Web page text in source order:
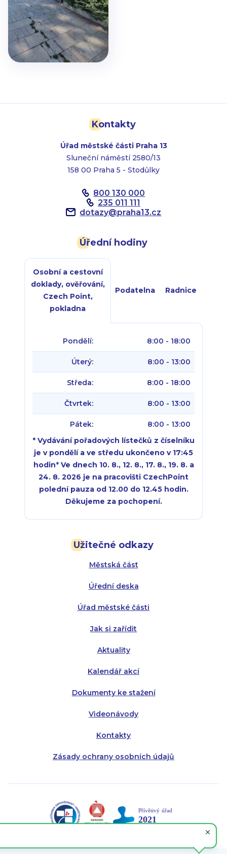
Kontakty
Úřad městské části Praha 13
Sluneční náměstí 2580/13
158 00 Praha 5 - Stodůlky
800 130 000
235 011 111
dotazy@praha13.cz
Užitečné odkazy
Městská část
Úřední deska
Úřad městské části
Jak si zařídit
Aktuality
Kalendář akcí
Dokumenty ke stažení
Videonávody
Kontakty
Zásady ochrany osobních údajů
Úřední hodiny
Osobní a cestovní
doklady, ověřování,
Czech Point,
pokladna
Podatelna Radnice
Pondělí: 8:00 - 18:00
Úterý: 8:00 - 13:00
Středa: 8:00 - 18:00
Čtvrtek: 8:00 - 13:00
Pátek:
8:00 - 13:00
* Vydávání pořadových lístečků z číselníku
je v pondělí a ve středu ukončeno v 17:45
hodin* Ve dnech 10. 8., 12. 8., 17. 8., 19. 8. a
24. 8. 2026 je na pracovišti CzechPoint
polední pauza od 12.00 do 12.45 hodin.
Děkujeme za pochopení.
Úterý:
Středa:
Čtvrtek:
Pátek:
Úterý:
Středa:
Čtvrtek: